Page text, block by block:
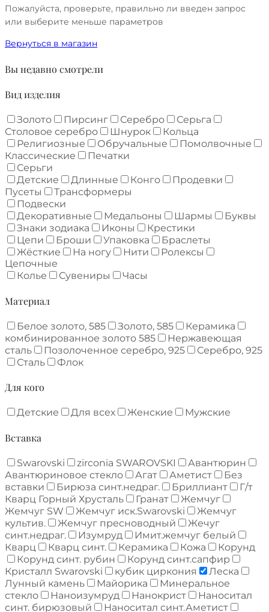
Пожалуйста, проверьте, правильно ли введен запрос
или выберите меньше параметров
Вернуться в магазин
Вы недавно смотрели
Вид изделия
Золото Пирсинг Серебро
Серьга
Столовое серебро
Шнурок
Кольца
Религиозные
Обручальные
Помолвочные
Классические
Печатки
Серьги
Детские
Длинные Конго
Продевки
Пусеты
Трансформеры
Подвески
Декоративные
Медальоны Шармы
Буквы
Знаки зодиака
Иконы
Крестики
Цепи
Броши Упаковка
Браслеты
Жёсткие
На ногу Нити
Ролексы
Цепочные
Колье
Сувениры Часы
Материал
Белое золото, 585 Золото, 585
Керамика
комбинированное золото 585
Нержавеющая
сталь
Позолоченное серебро, 925
Серебро, 925
Сталь
Флок
Для кого
Детские Для всех Женские Мужские
Вставка
Swarovski zirconia SWAROVSKI
Авантюрин
Авантюриновое стекло
Агат Аметист
Без
вставки
Бирюза синт.недраг. Бриллиант
Г/т
Кварц Горный Хрусталь
Гранат
Жемчуг
Жемчуг SW
Жемчуг иск.Swarovski
Жемчуг
культив.
Жемчуг пресноводный
Жечуг
синт.недраг.
Изумруд
Имит.жемчуг белый
Кварц
Кварц синт. Керамика Кожа
Корунд
Корунд синт. рубин
Корунд синт.сапфир
Кристалл Swarovski
кубик циркония
Леска
Лунный камень
Майорика
Минеральное
стекло
Наноизумруд Нанокрист
Наноситал
синт. бирюзовый
Наноситал синт.Аметист